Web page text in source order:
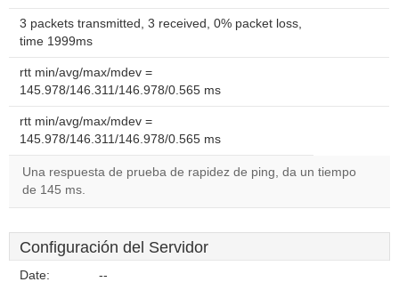
3 packets transmitted, 3 received, 0% packet loss,
time 1999ms
rtt min/avg/max/mdev =
145.978/146.311/146.978/0.565 ms
rtt min/avg/max/mdev =
145.978/146.311/146.978/0.565 ms
Una respuesta de prueba de rapidez de ping, da un tiempo
de 145 ms.
Configuración del Servidor
Date: --